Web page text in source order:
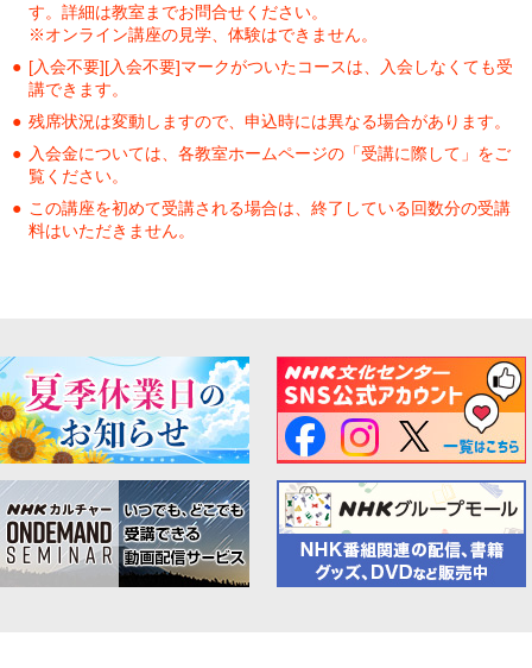
す。詳細は教室までお問合せください。
※オンライン講座の見学、体験はできません。
[入会不要][入会不要]マークがついたコースは、入会しなくても受
講できます。
残席状況は変動しますので、申込時には異なる場合があります。
入会金については、各教室ホームページの「受講に際して」をご
覧ください。
この講座を初めて受講される場合は、終了している回数分の受講
料はいただきません。